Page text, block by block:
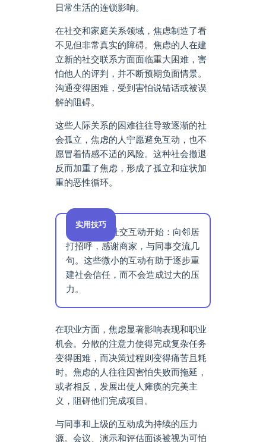
日常生活的连锁影响。
在社交和家庭关系领域，焦虑制造了看
不见但非常真实的障碍。焦虑的人在建
立新的社交联系方面面临重大困难，害
怕他人的评判，并不断预期负面情景。
沟通变得困难，受到害怕说错话或被误
解的阻碍。
这些人际关系的困难往往导致逐渐的社
会孤立，焦虑的人宁愿避免互动，也不
愿冒着情感不适的风险。这种社会撤退
反而加重了焦虑，形成了孤立和症状加
重的恶性循环。
实用技巧
从每天的小社交互动开始：向邻居
打招呼，感谢商家，与同事交流几
句。这些微小的互动有助于逐步重
建社会信任，而不会造成过大的压
力。
在职业方面，焦虑显著影响表现和职业
机会。分散的注意力使得完成复杂任务
变得困难，而决策过程则变得痛苦且耗
时。焦虑的人往往因害怕失败而拖延，
或者相反，发展出使人瘫痪的完美主
义，阻碍他们完成项目。
与同事和上级的互动成为持续的压力
源。会议、演示和评估面谈被视为可怕